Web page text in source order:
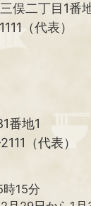
俣二丁目1番
（代表）
番地1
（代表）
15分